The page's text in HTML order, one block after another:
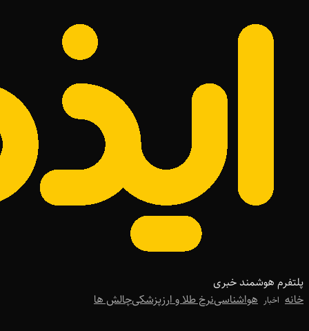
پلتفرم هوشمند خبری
خانه اخبار هواشناسینرخ طلا و ارزپزشکیچالش ها